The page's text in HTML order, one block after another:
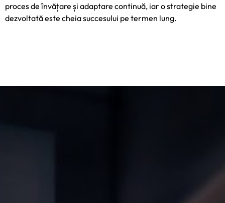
proces de învățare și adaptare continuă, iar o strategie bine
dezvoltată este cheia succesului pe termen lung.